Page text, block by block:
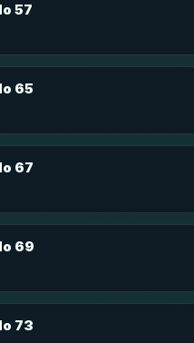
57
65
67
69
73